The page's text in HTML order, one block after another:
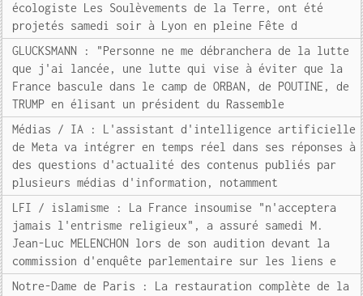
écologiste Les Soulèvements de la Terre, ont été
projetés samedi soir à Lyon en pleine Fête d
GLUCKSMANN : "Personne ne me débranchera de la lutte
que j'ai lancée, une lutte qui vise à éviter que la
France bascule dans le camp de ORBAN, de POUTINE, de
TRUMP en élisant un président du Rassemble
Médias / IA : L'assistant d'intelligence artificielle
de Meta va intégrer en temps réel dans ses réponses à
des questions d'actualité des contenus publiés par
plusieurs médias d'information, notamment
LFI / islamisme : La France insoumise "n'acceptera
jamais l'entrisme religieux", a assuré samedi M.
Jean-Luc MELENCHON lors de son audition devant la
commission d'enquête parlementaire sur les liens e
Notre-Dame de Paris : La restauration complète de la